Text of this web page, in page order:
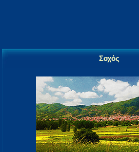
Σοχός